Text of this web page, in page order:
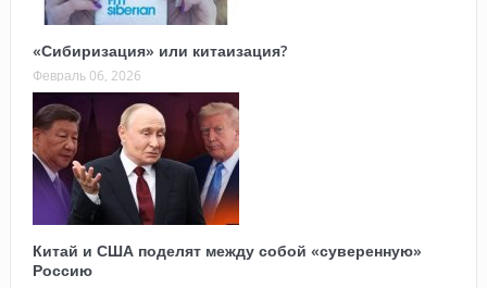
«Сибиризация» или китаизация?
Февраль 06, 2026
Китай и США поделят между собой «суверенную»
Россию